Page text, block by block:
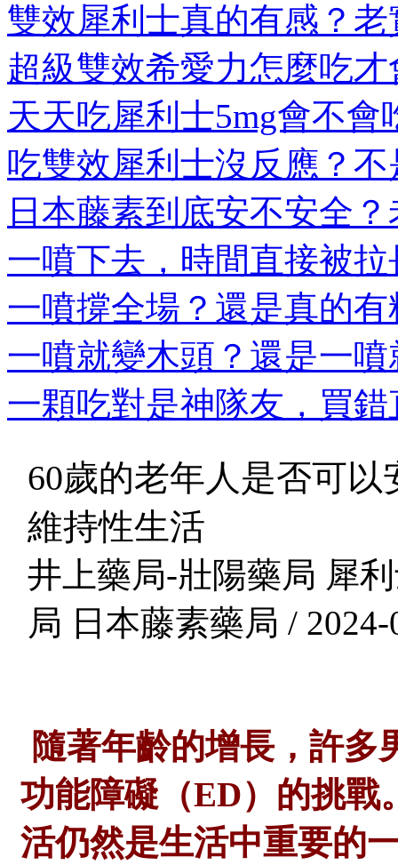
雙效犀利士真的有感？
超級雙效希愛力怎麼吃
天天吃犀利士5mg會不會
吃雙效犀利士沒反應？
日本藤素到底安不安全
一噴下去，時間直接被
一噴撐全場？還是真的
一噴就變木頭？還是一
一顆吃對是神隊友，買
60歲的老年人是否可
維持性生活
井上藥局-壯陽藥局 犀
局 日本藤素藥局 / 2024-
隨著年齡的增長，許多
功能障礙（ED）的挑戰
活仍然是生活中重要的